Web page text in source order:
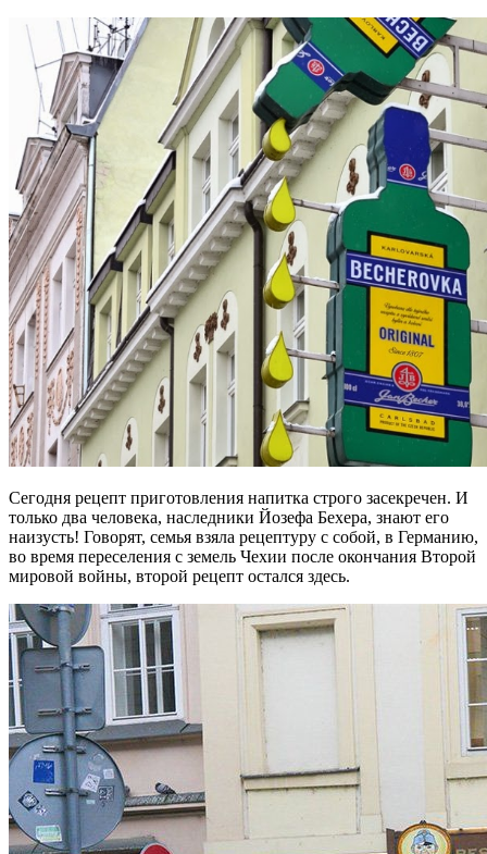
Сегодня рецепт приготовления напитка строго засекречен. И
только два человека, наследники Йозефа Бехера, знают его
наизусть! Говорят, семья взяла рецептуру с собой, в Германию,
во время переселения с земель Чехии после окончания Второй
мировой войны, второй рецепт остался здесь.